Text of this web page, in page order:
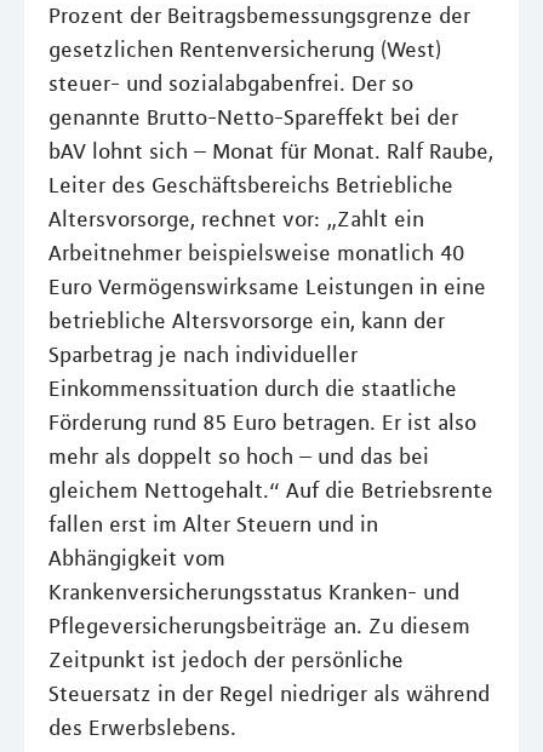
Prozent der Beitragsbemessungsgrenze der
gesetzlichen Rentenversicherung (West)
steuer- und sozialabgabenfrei. Der so
genannte Brutto-Netto-Spareffekt bei der
bAV lohnt sich – Monat für Monat. Ralf Raube,
Leiter des Geschäftsbereichs Betriebliche
Altersvorsorge, rechnet vor: „Zahlt ein
Arbeitnehmer beispielsweise monatlich 40
Euro Vermögenswirksame Leistungen in eine
betriebliche Altersvorsorge ein, kann der
Sparbetrag je nach individueller
Einkommenssituation durch die staatliche
Förderung rund 85 Euro betragen. Er ist also
mehr als doppelt so hoch – und das bei
gleichem Nettogehalt.“ Auf die Betriebsrente
fallen erst im Alter Steuern und in
Abhängigkeit vom
Krankenversicherungsstatus Kranken- und
Pflegeversicherungsbeiträge an. Zu diesem
Zeitpunkt ist jedoch der persönliche
Steuersatz in der Regel niedriger als während
des Erwerbslebens.